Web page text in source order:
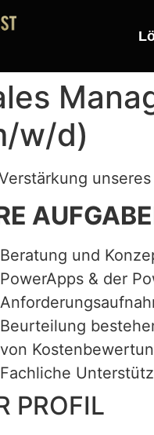
w/d)
Beratung und
PowerApps & der
Beurteilung
von
Fachliche
PROFIL